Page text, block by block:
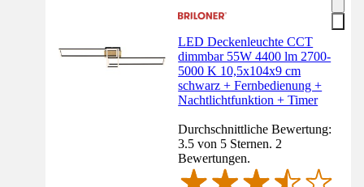
LED Deckenleuchte CCT
dimmbar 55W 4400 lm 2700-
5000 K 10,5x104x9 cm
schwarz + Fernbedienung +
Nachtlichtfunktion + Timer
Durchschnittliche Bewertung:
3.5 von 5 Sternen. 2
Bewertungen.